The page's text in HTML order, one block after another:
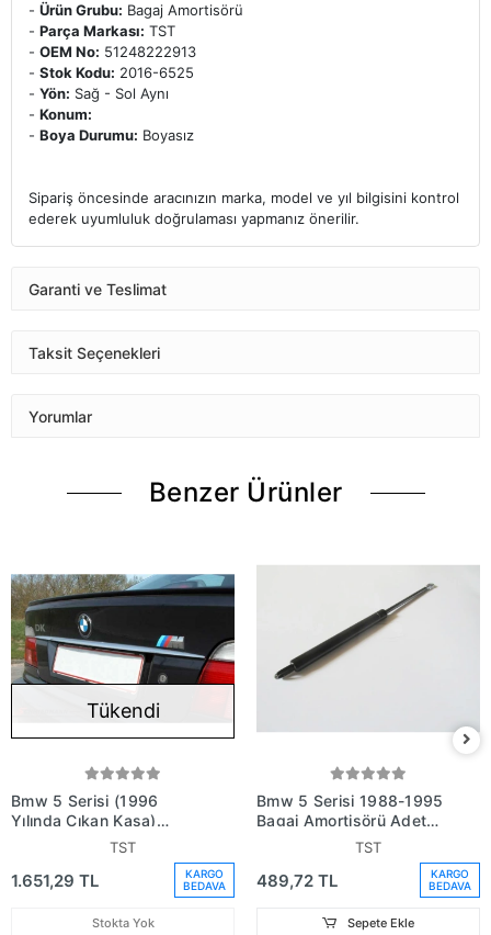
- Ürün Grubu: Bagaj Amortisörü
- Parça Markası: TST
- OEM No: 51248222913
- Stok Kodu: 2016-6525
- Yön: Sağ - Sol Aynı
- Konum:
- Boya Durumu: Boyasız
Sipariş öncesinde aracınızın marka, model ve yıl bilgisini kontrol
ederek uyumluluk doğrulaması yapmanız önerilir.
Garanti ve Teslimat
Taksit Seçenekleri
Yorumlar
Benzer Ürünler
Tükendi
Bmw 5 Serisi (1996
Yılında Çıkan Kasa)
Ar.Bagaj Kapak Bandı
51137038156)
TST
1.651,29 TL
KARGO
BEDAVA
Stokta Yok
Bmw 5 Serisi 1988-1995
Bagaj Amortisörü Adet
(38.5Cm) (Oem
TST
489,72 TL
KARGO
BEDAVA
Sepete Ekle